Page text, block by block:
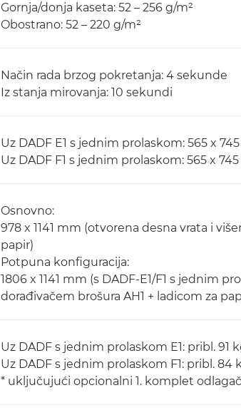
Gornja/donja kaseta: 52 – 256 g/m²
Obostrano: 52 – 220 g/m²
Način rada brzog pokretanja: 4 sekunde
Iz stanja mirovanja: 10 sekundi
Uz DADF E1 s jednim prolaskom: 565 x
Uz DADF F1 s jednim prolaskom: 565 x
Osnovno:
978 x 1141 mm (otvorena desna vrata i
papir)
Potpuna konfiguracija:
1806 x 1141 mm (s DADF-E1/F1 s jednim
dorađivačem brošura AH1 + ladicom za
Uz DADF s jednim prolaskom E1: pribl. 91
Uz DADF s jednim prolaskom F1: pribl. 84
* uključujući opcionalni 1. komplet